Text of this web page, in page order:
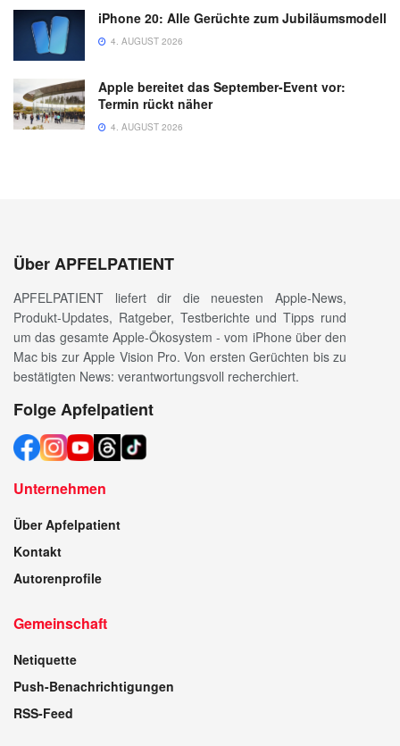
iPhone 20: Alle Gerüchte zum Jubiläumsmodell
4. AUGUST 2026
Apple bereitet das September-Event vor:
Termin rückt näher
4. AUGUST 2026
Über APFELPATIENT
APFELPATIENT liefert dir die neuesten Apple-News,
Produkt-Updates, Ratgeber, Testberichte und Tipps rund
um das gesamte Apple-Ökosystem - vom iPhone über den
Mac bis zur Apple Vision Pro. Von ersten Gerüchten bis zu
bestätigten News: verantwortungsvoll recherchiert.
Folge Apfelpatient
Unternehmen
Über Apfelpatient
Kontakt
Autorenprofile
Gemeinschaft
Netiquette
Push-Benachrichtigungen
RSS-Feed